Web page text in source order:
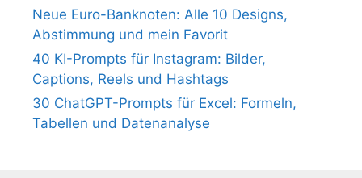
Neue Euro-Banknoten: Alle 10 Designs,
Abstimmung und mein Favorit
40 KI-Prompts für Instagram: Bilder,
Captions, Reels und Hashtags
30 ChatGPT-Prompts für Excel: Formeln,
Tabellen und Datenanalyse